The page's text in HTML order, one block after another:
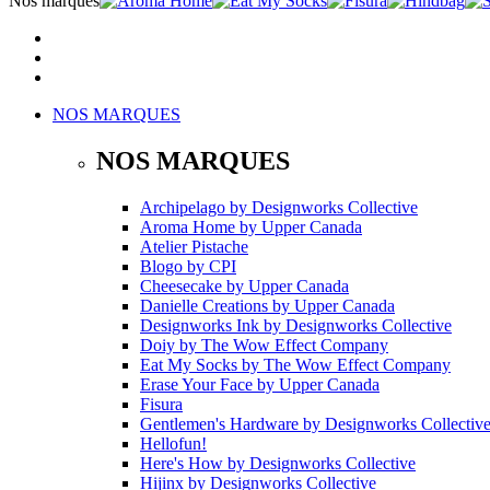
NOS MARQUES
NOS MARQUES
Archipelago by Designworks Collective
Aroma Home by Upper Canada
Atelier Pistache
Blogo by CPI
Cheesecake by Upper Canada
Danielle Creations by Upper Canada
Designworks Ink by Designworks Collective
Doiy by The Wow Effect Company
Eat My Socks by The Wow Effect Company
Erase Your Face by Upper Canada
Fisura
Gentlemen's Hardware by Designworks Collective
Hellofun!
Here's How by Designworks Collective
Hijinx by Designworks Collective